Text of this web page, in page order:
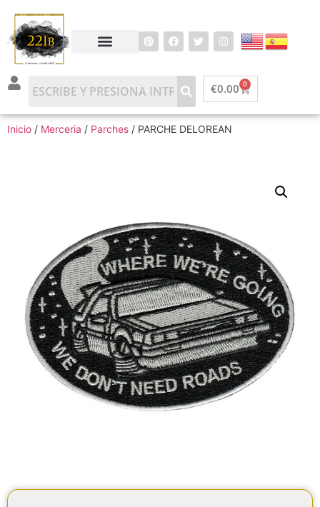
€0.00 0
Inicio / Merceria / Parches / PARCHE DELOREAN